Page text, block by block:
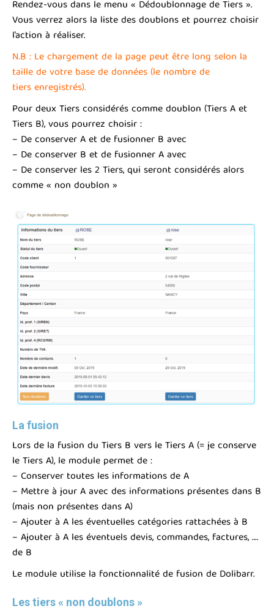
Rendez-vous dans le menu « Dédoublonnage de Tiers ».
Vous verrez alors la liste des doublons et pourrez choisir
l’action à réaliser.
N.B : Le chargement de la page peut être long selon la
taille de votre base de données (le nombre de
tiers enregistrés).
Pour deux Tiers considérés comme doublon (Tiers A et
Tiers B), vous pourrez choisir :
– De conserver A et de fusionner B avec
– De conserver B et de fusionner A avec
– De conserver les 2 Tiers, qui seront considérés alors
comme « non doublon »
La fusion
Lors de la fusion du Tiers B vers le Tiers A (= je conserve
le Tiers A), le module permet de :
– Conserver toutes les informations de A
– Mettre à jour A avec des informations présentes dans B
(mais non présentes dans A)
– Ajouter à A les éventuelles catégories rattachées à B
– Ajouter à A les éventuels devis, commandes, factures, ….
de B
Le module utilise la fonctionnalité de fusion de Dolibarr.
Les tiers « non doublons »